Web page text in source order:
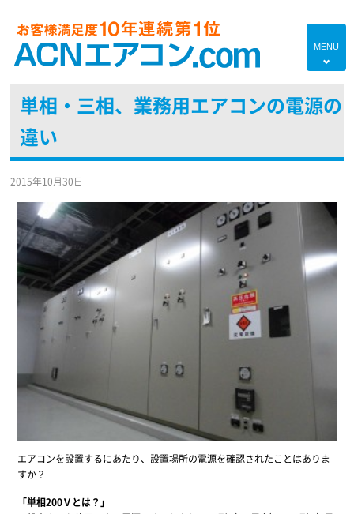
MENU
4
HOME
エアコン対応エリア
エアコンあれこれ
初めての方へ
エアコンブログ
よくあるご質問
現地調査・お見積り無料
単相・三相、業務用エアコンの電源の
違い
2015年10月30日
エアコンを設置するにあたり、設置場所の電源を確認されたことはありま
すか？
「単相200Ｖとは？」